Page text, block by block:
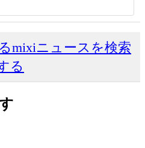
mixiニュースを検索
る